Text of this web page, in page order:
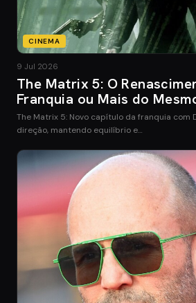
CINEMA
9 Jul 2026
The Matrix 5: O
Franquia ou Mais do
The Matrix 5: Novo capítulo da franquia com
direção, mantendo equilíbrio e…